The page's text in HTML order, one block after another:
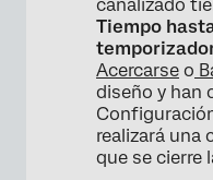
canalizado
Tiempo
Acercarse o
diseño y han
realizará una
que se cierre